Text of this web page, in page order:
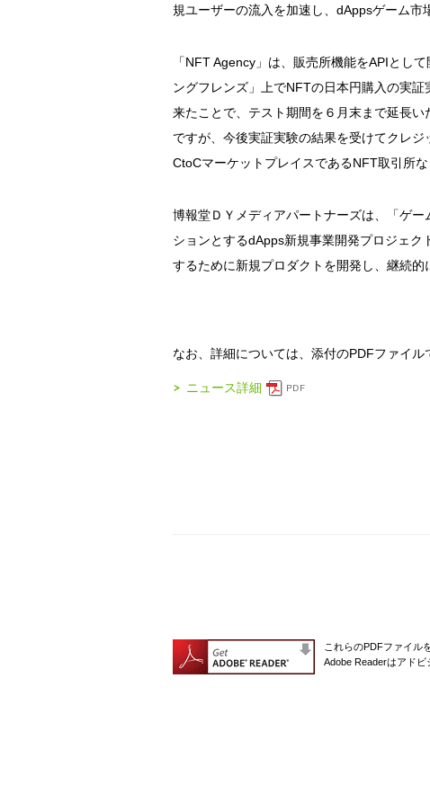
規ユーザーの流入を加速し、dAppsゲーム市
「NFT Agency」は、販売所機能をAPIとし
ングフレンズ」上でNFTの日本円購入の実
来たことで、テスト期間を６月末まで延長
ですが、今後実証実験の結果を受けてクレ
CtoCマーケットプレイスであるNFT取引所
博報堂ＤＹメディアパートナーズは、「ゲ
ションとするdApps新規事業開発プロジェク
するために新規プロダクトを開発し、継続的
なお、詳細については、添付のPDFファイル
ニュース詳細
これらのPDFファイル
Adobe Readerはアドビ